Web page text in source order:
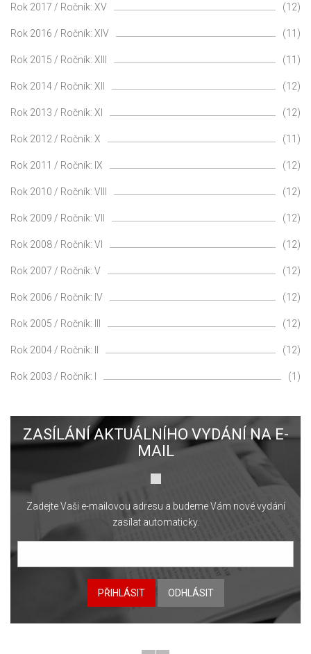
Rok 2017 / Ročník: XV (12)
Rok 2016 / Ročník: XIV (11)
Rok 2015 / Ročník: XIII (11)
Rok 2014 / Ročník: XII (12)
Rok 2013 / Ročník: XI (12)
Rok 2012 / Ročník: X (11)
Rok 2011 / Ročník: IX (12)
Rok 2010 / Ročník: VIII (12)
Rok 2009 / Ročník: VII (12)
Rok 2008 / Ročník: VI (12)
Rok 2007 / Ročník: V (12)
Rok 2006 / Ročník: IV (12)
Rok 2005 / Ročník: III (12)
Rok 2004 / Ročník: II (12)
Rok 2003 / Ročník: I (1)
ZASÍLÁNÍ AKTUÁLNÍHO VYDÁNÍ NA E-
MAIL
Zadejte Vaši e-mailovou adresu a budeme Vám nové vydání
zasílat automaticky.
PŘIHLÁSIT ODHLÁSIT